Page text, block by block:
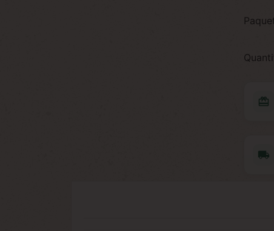
redeem
local_shipping